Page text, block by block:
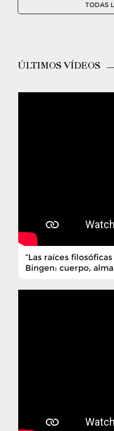
TODAS
ÚLTIMOS VÍDEOS
“Las raíces
Bingen: cuerpo,